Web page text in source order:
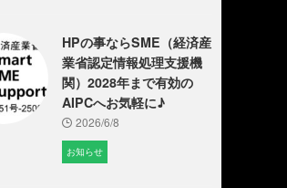
HPの事ならSME（経済産
業省認定情報処理支援機
関）2028年まで有効の
AIPCへお気軽に♪
2026/6/8
お知らせ